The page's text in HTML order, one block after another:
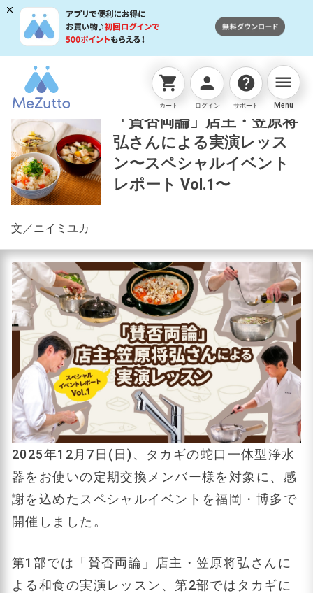
shopping_cart
カート
person
ログイン
help
サポート
menu
Menu
読みものTOP タカギの取組み 「賛否両論」店主・
「賛否両論」店主・笠原将
弘さんによる実演レッス
ン〜スペシャルイベント
レポート Vol.1〜
文／ニイミユカ
2025年12月7日(日)、タカギの蛇口一体型浄水
器をお使いの定期交換メンバー様を対象に、感
謝を込めたスペシャルイベントを福岡・博多で
開催しました。
第1部では「賛否両論」店主・笠原将弘さんに
よる和食の実演レッスン、第2部ではタカギに